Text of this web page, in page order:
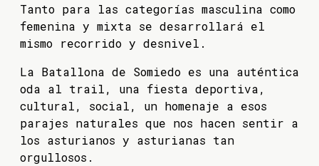
Tanto para las categorías masculina como
femenina y mixta se desarrollará el
mismo recorrido y desnivel.
La Batallona de Somiedo es una auténtica
oda al trail, una fiesta deportiva,
cultural, social, un homenaje a esos
parajes naturales que nos hacen sentir a
los asturianos y asturianas tan
orgullosos.